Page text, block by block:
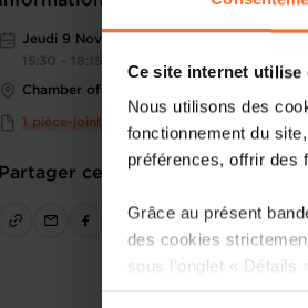
Ce site internet utilise
Nous utilisons des
fonctionnement du
préférences, offrir des
Grâce au présent
des cookies
sous l’onglet « Détails
Jeudi 9 Nov 2023
15:30 - 18:15
Chamber of Commerce
1 pièce-jointe
Partager cet article